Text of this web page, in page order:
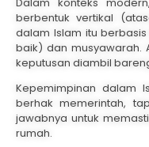
berbentuk vertikal
dalam Islam itu berbasis
baik) dan musyawarah.
keputusan diambil
Kepemimpinan dalam
berhak memerintah,
jawabnya untuk
rumah.